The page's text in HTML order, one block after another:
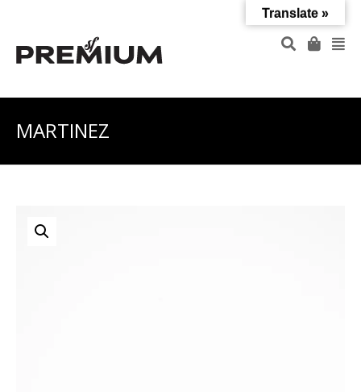
MARTINEZ
Translate »